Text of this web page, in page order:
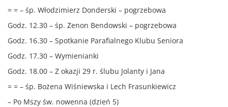
= = – śp. Włodzimierz Donderski – pogrzebowa
Godz. 12.30 – śp. Zenon Bendowski – pogrzebowa
Godz. 16.30 – Spotkanie Parafialnego Klubu Seniora
Godz. 17.30 – Wymienianki
Godz. 18.00 – Z okazji 29 r. ślubu Jolanty i Jana
= = – śp. Bożena Wiśniewska i Lech Frasunkiewicz
– Po Mszy św. nowenna (dzień 5)